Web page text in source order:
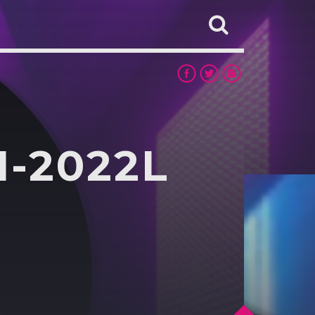
2022L